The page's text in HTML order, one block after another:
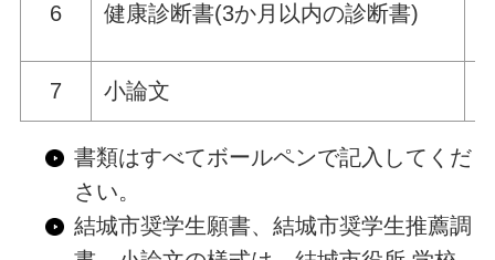
6 健康診断書(3か月以内の診断書)
7 小論文
書類はすべてボールペンで記入してくだ
さい。
結城市奨学生願書、結城市奨学生推薦調